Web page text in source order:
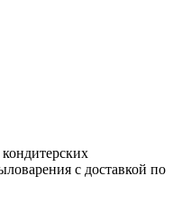
с доставкой по